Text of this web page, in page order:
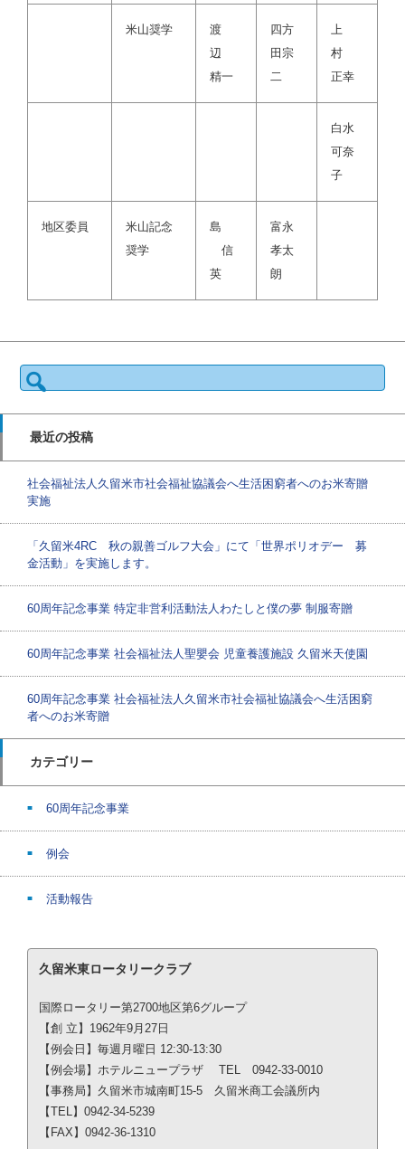
米山奨学
渡
辺
精一
四方
田宗
二
上
村
正幸
白水
可奈
子
地区委員
米山記念
奨学
島
信
英
富永
孝太
朗
検
索:
最近の投稿
社会福祉法人久留米市社会福祉協議会へ生活困窮者へのお米寄贈
実施
「久留米4RC 秋の親善ゴルフ大会」にて「世界ポリオデー 募
金活動」を実施します。
60周年記念事業 特定非営利活動法人わたしと僕の夢 制服寄贈
60周年記念事業 社会福祉法人聖嬰会 児童養護施設 久留米天使園
60周年記念事業 社会福祉法人久留米市社会福祉協議会へ生活困窮
者へのお米寄贈
カテゴリー
60周年記念事業
例会
活動報告
久留米東ロータリークラブ
国際ロータリー第2700地区第6グループ
【創 立】1962年9月27日
【例会日】毎週月曜日 12:30-13:30
【例会場】ホテルニュープラザ TEL 0942-33-0010
【事務局】久留米市城南町15-5 久留米商工会議所内
【TEL】0942-34-5239
【FAX】0942-36-1310